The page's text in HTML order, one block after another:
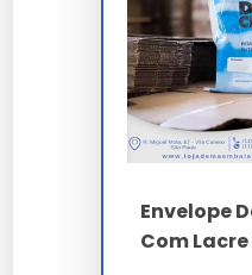
Econômica e Banco
corporativo grande
Datamatrix laser UV
Para qualificação
forense ISO 17025,
setup 20 min, ROI 20%
cobre ISO 9001,
Envelope
Com